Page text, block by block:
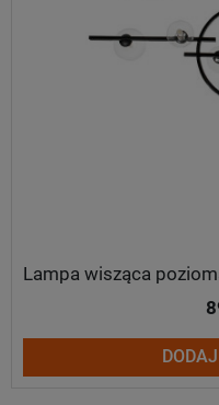
Lampa wisząca